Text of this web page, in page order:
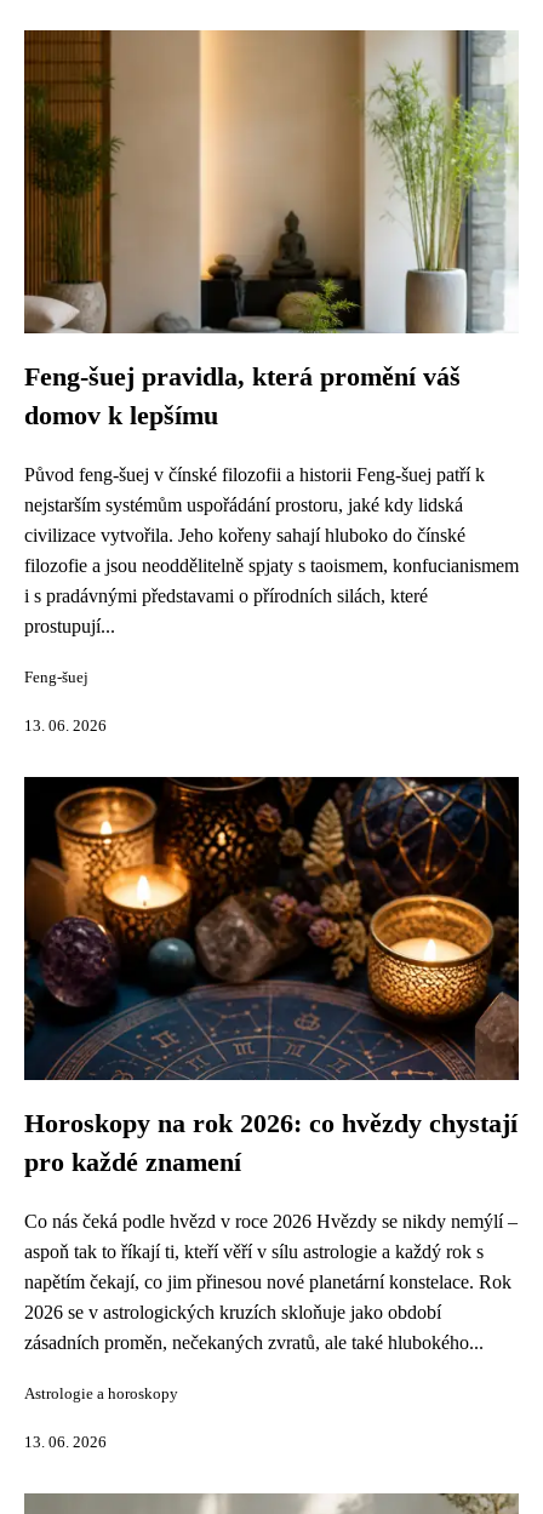
Feng-šuej pravidla, která promění váš
domov k lepšímu
Původ feng-šuej v čínské filozofii a historii Feng-šuej patří k
nejstarším systémům uspořádání prostoru, jaké kdy lidská
civilizace vytvořila. Jeho kořeny sahají hluboko do čínské
filozofie a jsou neoddělitelně spjaty s taoismem, konfucianismem
i s pradávnými představami o přírodních silách, které
prostupují...
Feng-šuej
13. 06. 2026
Horoskopy na rok 2026: co hvězdy chystají
pro každé znamení
Co nás čeká podle hvězd v roce 2026 Hvězdy se nikdy nemýlí –
aspoň tak to říkají ti, kteří věří v sílu astrologie a každý rok s
napětím čekají, co jim přinesou nové planetární konstelace. Rok
2026 se v astrologických kruzích skloňuje jako období
zásadních proměn, nečekaných zvratů, ale také hlubokého...
Astrologie a horoskopy
13. 06. 2026